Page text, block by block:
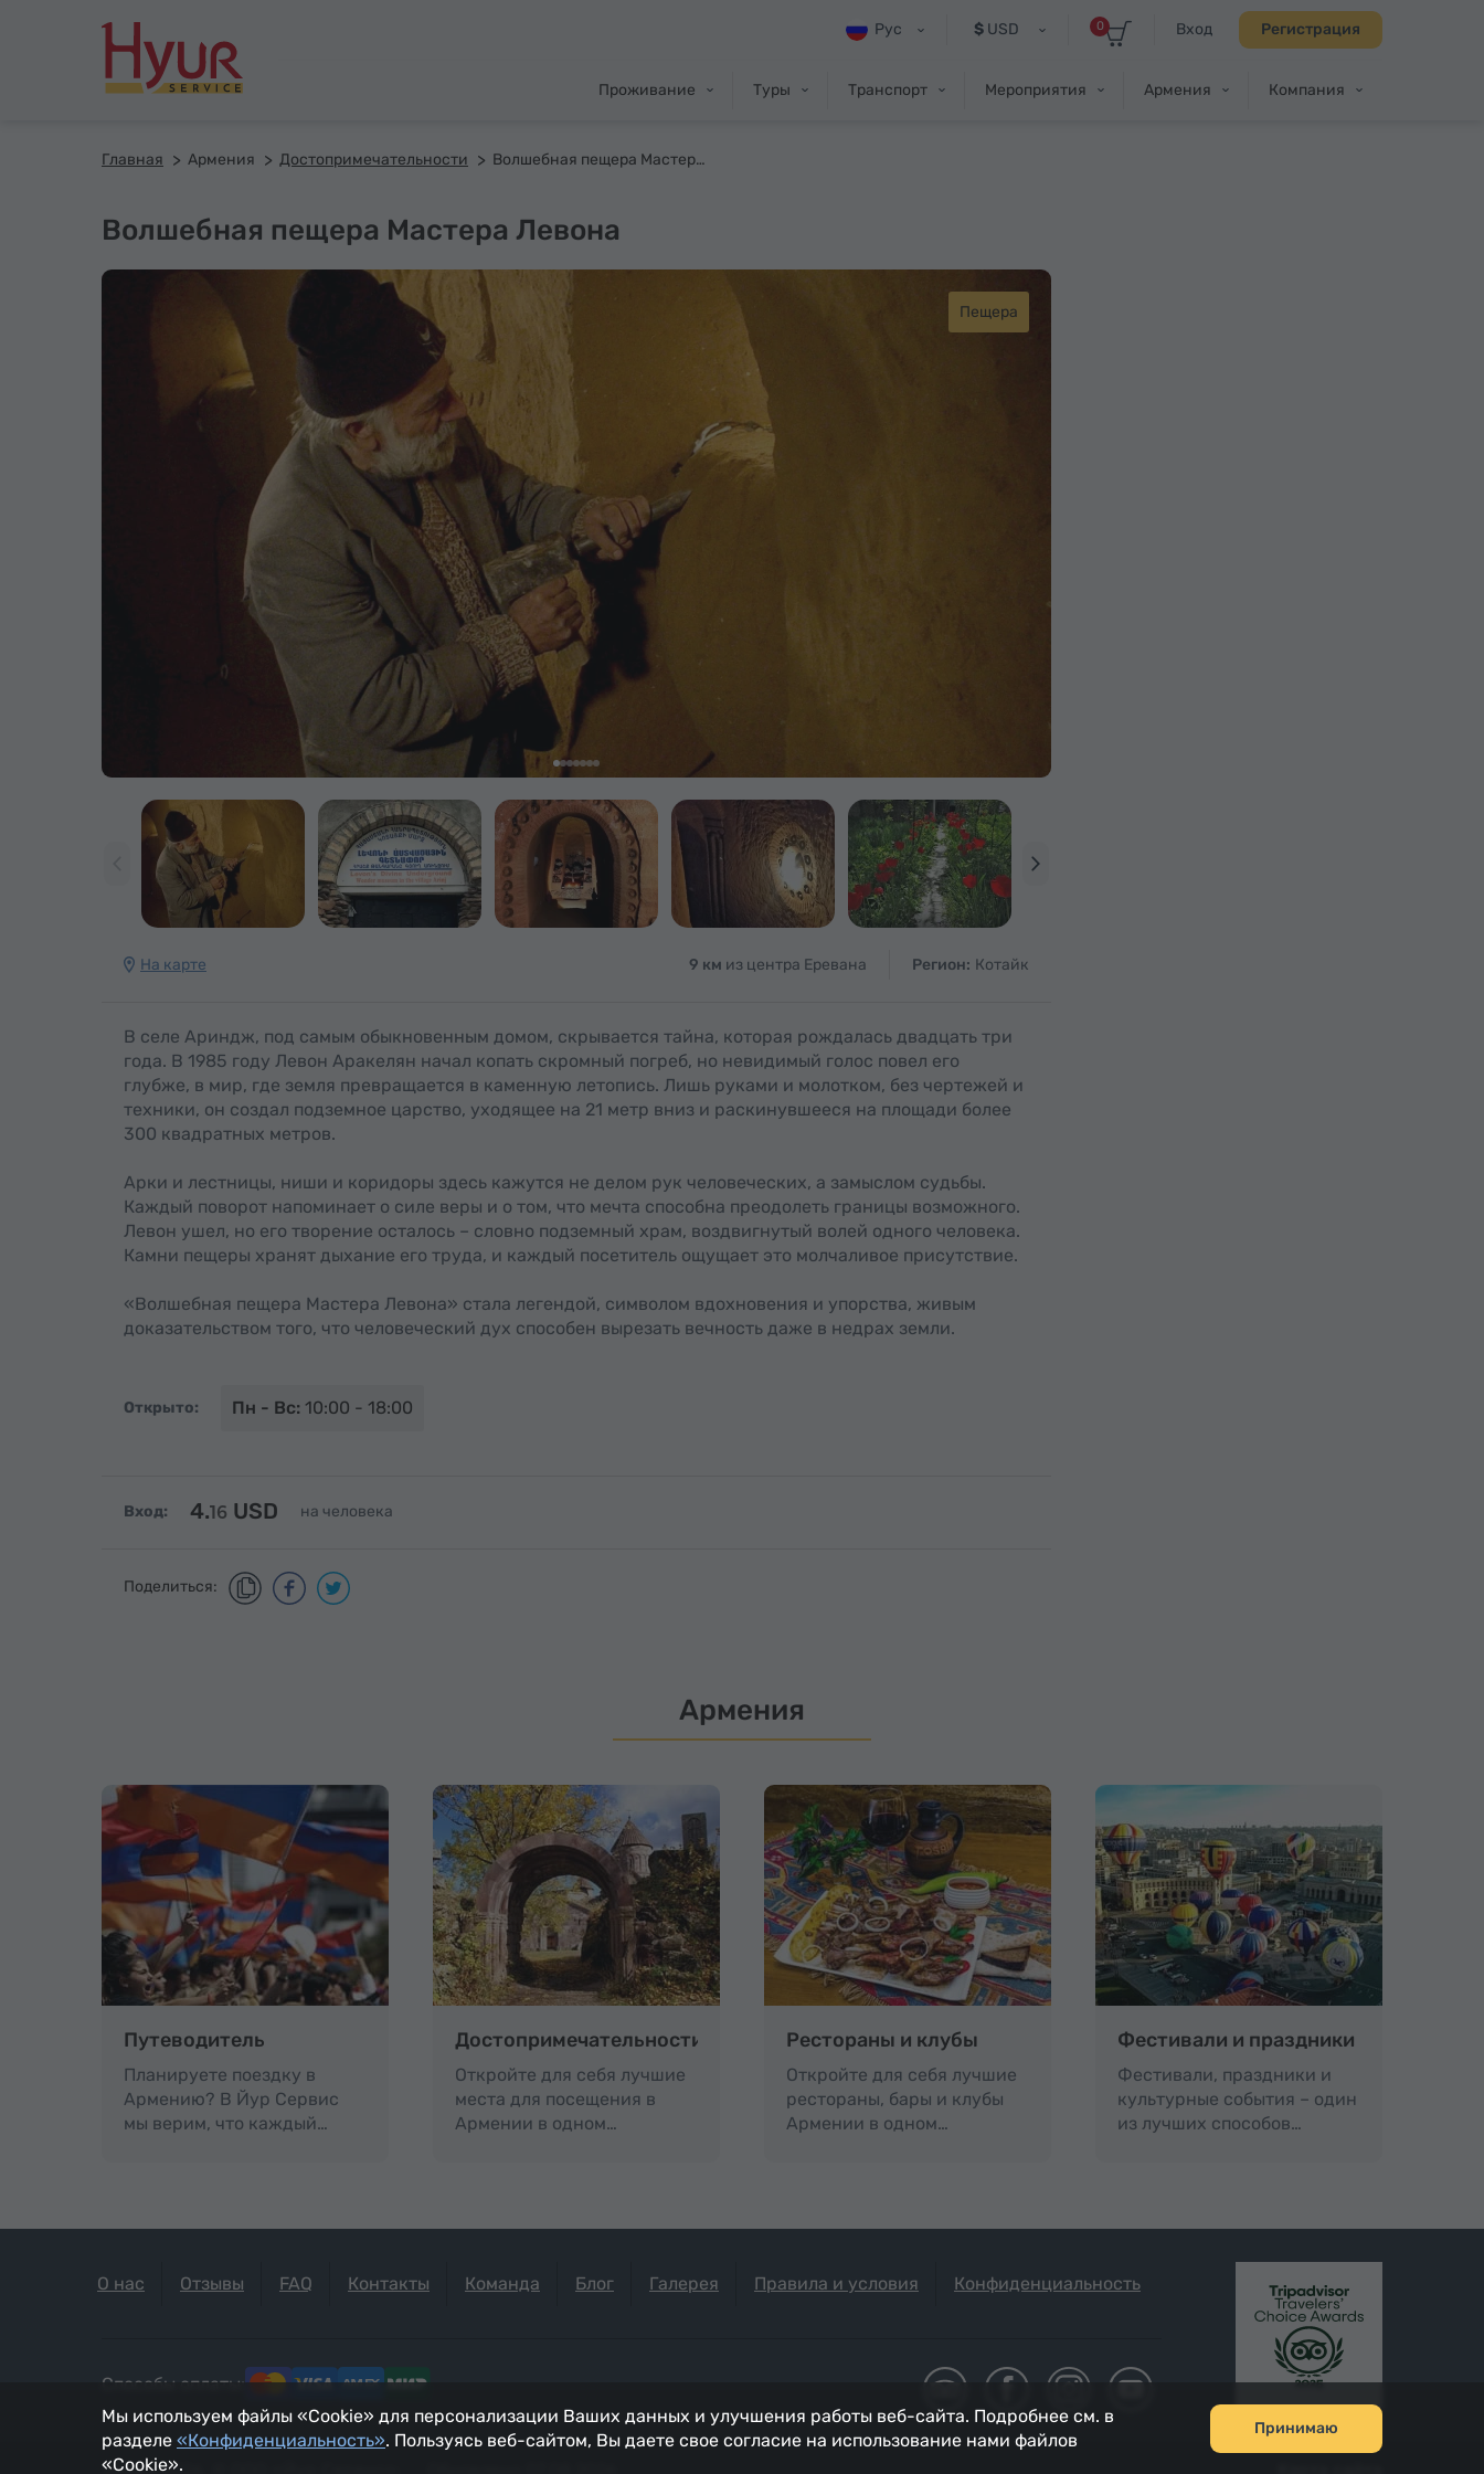
Вход Регистрация
0
$USD
Рус
Проживание Туры Транспорт Мероприятия Армения Компания
Главная Армения Достопримечательности Волшебная пещера Мастера Левона
Волшебная пещера Мастера Левона
Пещера
На карте 9 км из центра Еревана Регион: Котайк
В селе Ариндж, под самым обыкновенным домом, скрывается тайна, которая рождалась двадцать три
года. В 1985 году Левон Аракелян начал копать скромный погреб, но невидимый голос повел его
глубже, в мир, где земля превращается в каменную летопись. Лишь руками и молотком, без чертежей и
техники, он создал подземное царство, уходящее на 21 метр вниз и раскинувшееся на площади более
300 квадратных метров.
Арки и лестницы, ниши и коридоры здесь кажутся не делом рук человеческих, а замыслом судьбы.
Каждый поворот напоминает о силе веры и о том, что мечта способна преодолеть границы возможного.
Левон ушел, но его творение осталось – словно подземный храм, воздвигнутый волей одного человека.
Камни пещеры хранят дыхание его труда, и каждый посетитель ощущает это молчаливое присутствие.
«Волшебная пещера Мастера Левона» стала легендой, символом вдохновения и упорства, живым
доказательством того, что человеческий дух способен вырезать вечность даже в недрах земли.
Открыто: Пн - Вс: 10:00 - 18:00
Вход: 4.16 USD на человека
Поделиться:
Армения
Путеводитель
Планируете поездку в
Армению? В Йур Сервис
мы верим, что каждый…
Достопримечательности
Откройте для себя лучшие
места для посещения в
Армении в одном…
Рестораны и клубы
Откройте для себя лучшие
рестораны, бары и клубы
Армении в одном…
Фестивали и праздники
Фестивали, праздники и
культурные события – один
из лучших способов…
О нас Отзывы FAQ Контакты Команда Блог Галерея Правила и условия Конфиденциальность
Способы оплаты:
Мы используем файлы «Cookie» для персонализации Ваших данных и улучшения работы веб-сайта. Подробнее см. в
разделе «Конфиденциальность». Пользуясь веб-сайтом, Вы даете свое согласие на использование нами файлов
«Cookie».
Принимаю